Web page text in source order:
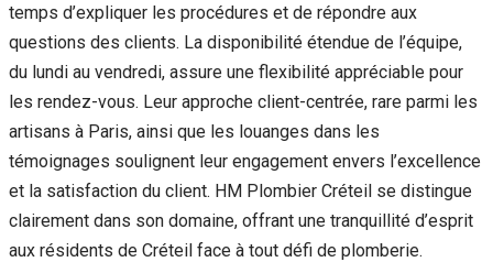
temps d’expliquer les procédures et de répondre aux
questions des clients. La disponibilité étendue de l’équipe,
du lundi au vendredi, assure une flexibilité appréciable pour
les rendez-vous. Leur approche client-centrée, rare parmi les
artisans à Paris, ainsi que les louanges dans les
témoignages soulignent leur engagement envers l’excellence
et la satisfaction du client. HM Plombier Créteil se distingue
clairement dans son domaine, offrant une tranquillité d’esprit
aux résidents de Créteil face à tout défi de plomberie.